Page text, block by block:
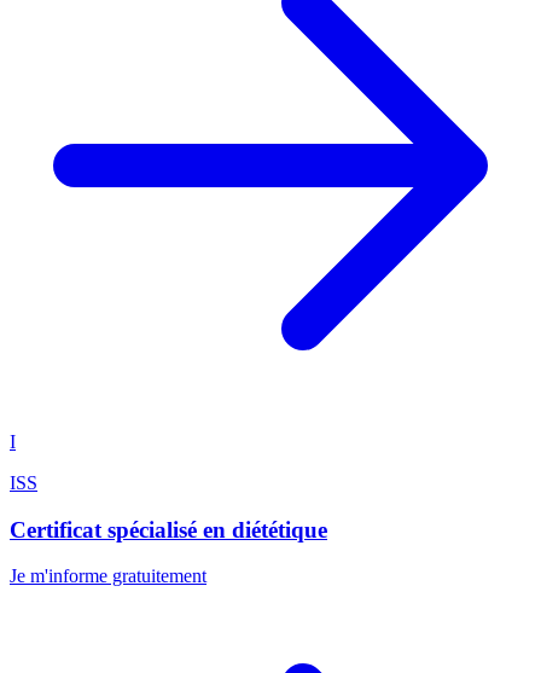
I
ISS
Certificat spécialisé en diététique
Je m'informe gratuitement